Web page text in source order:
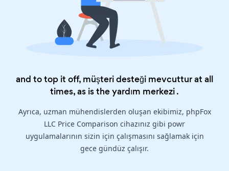
and to top it off, müşteri desteği mevcuttur at all
times, as is theyardım merkezi.
Ayrıca, uzman mühendislerden oluşan ekibimiz, phpFox
LLC Price Comparison cihazınız gibi powr
uygulamalarının sizin için çalışmasını sağlamak için
gece gündüz çalışır.